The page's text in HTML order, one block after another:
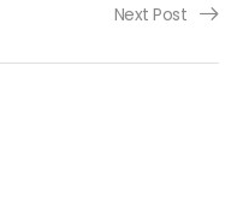
Next Post